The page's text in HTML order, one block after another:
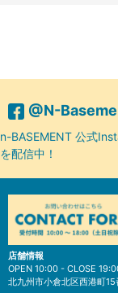
@N-
n-BASEMENT 公式
を配信中！
店舗情報
OPEN 10:00 - CLOSE
北九州市小倉北区西港町15